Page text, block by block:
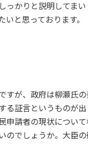
っかりと説明してま
と思っております。
すが、政府は柳瀬氏
る証言というものが
申請者の現状につい
のでしょうか。大臣